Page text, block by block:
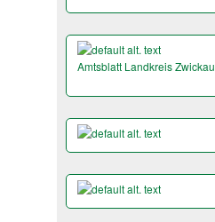
Amtsblatt Landkreis Zwickau